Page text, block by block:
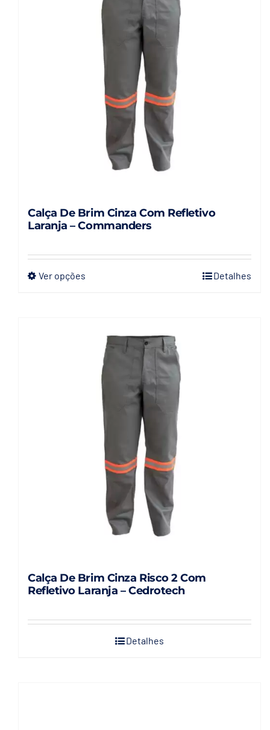
Calça De Brim Cinza Com Refletivo
Laranja – Commanders
Ver opçõesEste
variantes.
opções
podem
página
produto
Detalhes
Calça De Brim Cinza Risco 2 Com
Refletivo Laranja – Cedrotech
Detalhes